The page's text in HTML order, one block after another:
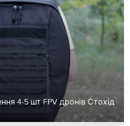
4-5 шт FPV дронів Стохід